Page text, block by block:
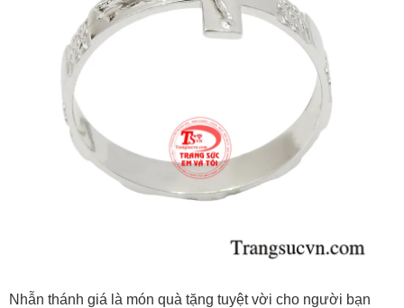
Nhẫn thánh giá là món quà tặng tuyệt vời cho người bạn